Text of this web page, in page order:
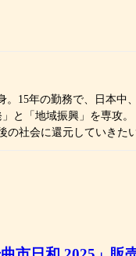
15年の勤務で、日本中
と「地域振興」を専攻。
の社会に還元していきた